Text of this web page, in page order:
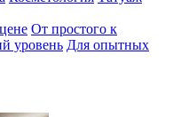
От простого к
уровень Для опытных